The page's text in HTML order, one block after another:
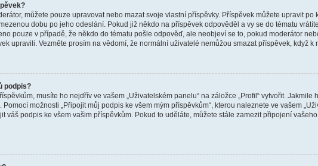
můžete pouze upravovat nebo mazat svoje vlastní příspěvky. Příspěvek můžete upravit po
dobu po jeho odeslání. Pokud již někdo na příspěvek odpověděl a vy se do tématu
pouze v případě, že někdo do tématu pošle odpověď, ale neobjeví se to, pokud moderátor
upravili. Vezměte prosím na vědomí, že normální uživatelé nemůžou smazat příspěvek, když k
podpis?
musíte ho nejdřív ve vašem „Uživatelském panelu“ na záložce „Profil“ vytvořit.
možnosti „Připojit můj podpis ke všem mým příspěvkům“, kterou naleznete ve vašem
váš podpis ke všem vašim příspěvkům. Pokud to uděláte, můžete stále zamezit připojení